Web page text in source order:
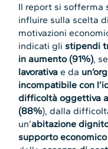
Il report si sofferma
influire sulla scelta
motivazioni
indicati gli stipendi
in aumento (91%),
lavorativa e da
incompatibile con
difficoltà oggettiva
(88%), dalla
un’abitazione
supporto economico